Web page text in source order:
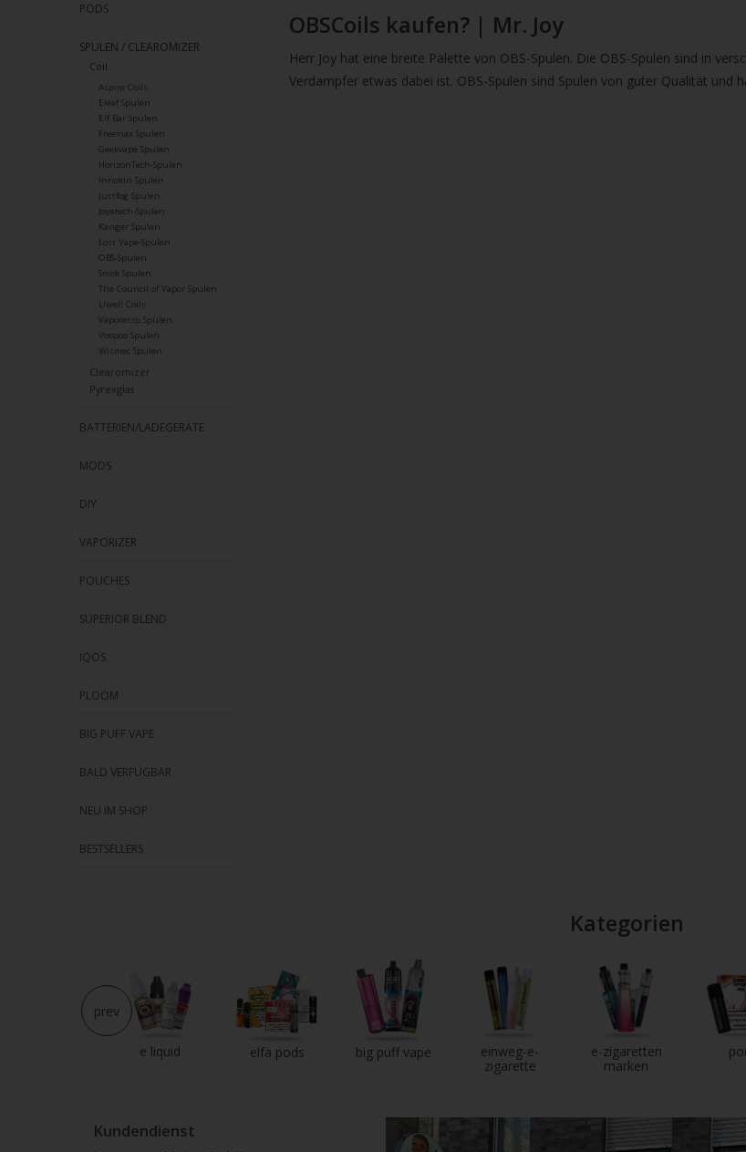
PODS
SPULEN / CLEAROMIZER
Coil
Aspire Coils
Eleaf Spulen
Elf Bar Spulen
Freemax Spulen
Geekvape Spulen
HorizonTech-Spulen
Innokin Spulen
Justfog Spulen
Joyetech-Spulen
Kanger Spulen
Lost Vape-Spulen
OBS-Spulen
Smok Spulen
The Council of Vapor Spulen
Uwell Coils
Vaporesso Spulen
Voopoo Spulen
Wismec Spulen
Clearomizer
Pyrexglas
BATTERIEN/LADEGERÄTE
MODS
DIY
VAPORIZER
POUCHES
SUPERIOR BLEND
IQOS
PLOOM
BIG PUFF VAPE
BALD VERFÜGBAR
NEU IM SHOP
BESTSELLERS
OBSCoils kaufen? | Mr. Joy
Herr Joy hat eine breite Palette von OBS-Spulen. Die OBS-Spulen sind in
Verdampfer etwas dabei ist. OBS-Spulen sind Spulen von guter Qualität und
Kategorien
e liquid elfa pods big puff vape
einweg-e-
zigarette
e-zigaretten
marken
prev
Kundendienst